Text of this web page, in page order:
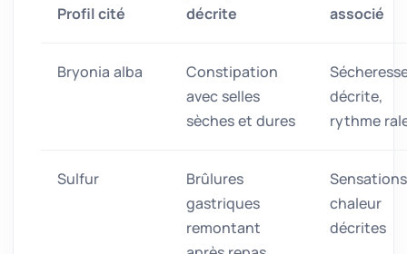
Profil cité
décrite
associé
Bryonia alba
Constipation
avec selles
sèches et dures
décrite,
rythme
Sulfur
Brûlures
gastriques
remontant
chaleur
décrites